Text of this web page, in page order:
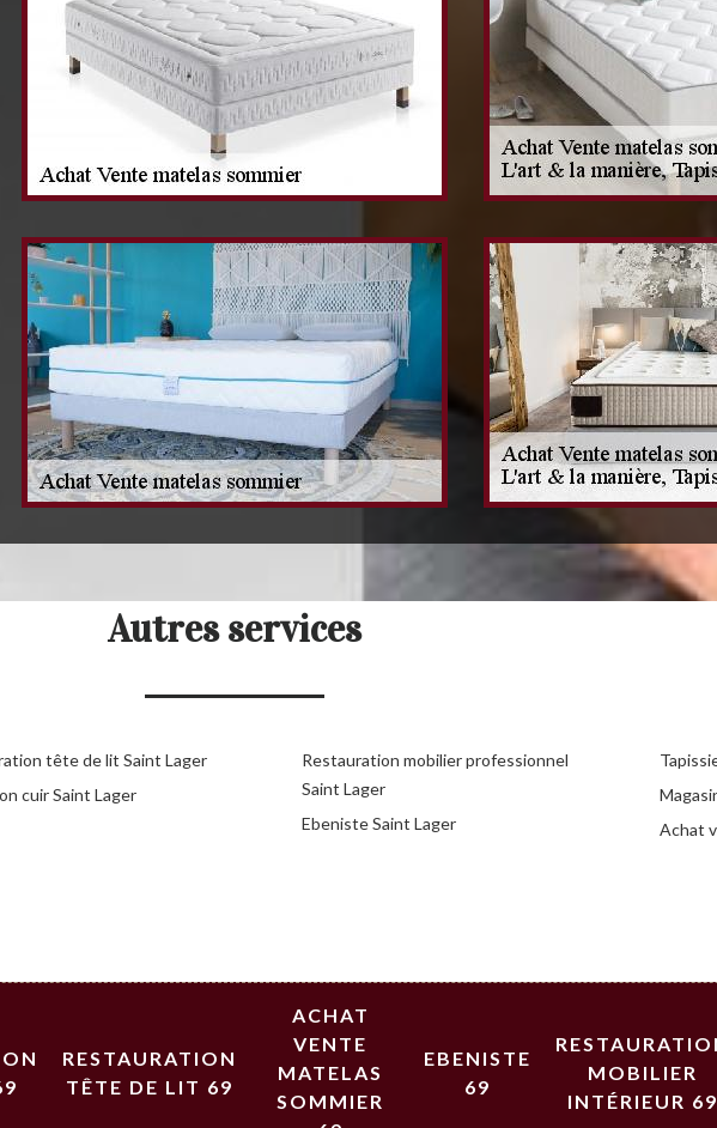
Autres services
tête de lit Saint Lager
cuir Saint Lager
Restauration mobilier professionnel
Saint Lager
Ebeniste Saint Lager
Achat
RESTAURATION
TÊTE DE LIT 69
ACHAT
VENTE
MATELAS
SOMMIER
EBENISTE
69
MOBILIER
INTÉRIEUR 69